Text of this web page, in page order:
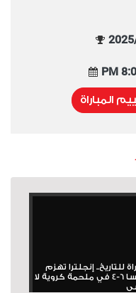
المباراة
للتاريخ.. إنجلترا تهزم
فرنسا 6-4 في ملحمة كروية لا